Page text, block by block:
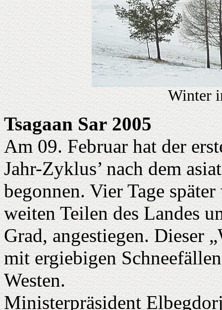
Winter
Tsagaan Sar 2005
Am 09. Februar hat der
Jahr-Zyklus’ nach dem
begonnen. Vier Tage
weiten Teilen des Landes
Grad, angestiegen. Dieser
mit ergiebigen
Westen.
Ministerpräsident